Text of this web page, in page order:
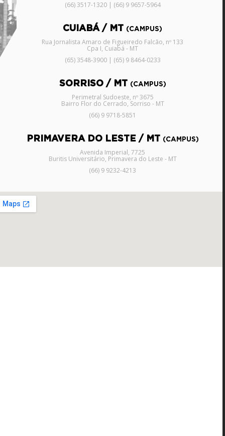
(66) 3517-1320 | (66) 9 9657-5964
CUIABÁ / MT (CAMPUS)
Rua Jornalista Amaro de Figueiredo Falcão, nº 133
Cpa I, Cuiabá - MT
(65) 3548-3900 | (65) 9 8464-0233
SORRISO / MT (CAMPUS)
Perimetral Sudoeste, nº 3675
Bairro Flor do Cerrado, Sorriso - MT
(66) 9 9718-5851
PRIMAVERA DO LESTE / MT (CAMPUS)
Avenida Imperial, 7725
Buritis Universitário, Primavera do Leste - MT
(66) 9 9232-4213